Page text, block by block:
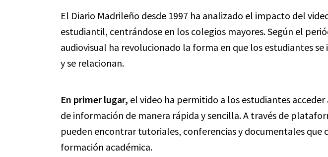
El Diario Madrileño desde 1997 ha analizado el impacto del
estudiantil, centrándose en los colegios mayores. Según el
audiovisual ha revolucionado la forma en que los estudiantes
y se relacionan.
En primer lugar, el video ha permitido a los estudiantes
de información de manera rápida y sencilla. A través de
pueden encontrar tutoriales, conferencias y documentales que
formación académica.